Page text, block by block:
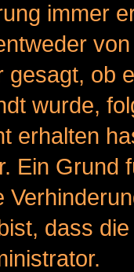
immer
gesagt, ob
wurde,
erhalten
Ein Grund
dass